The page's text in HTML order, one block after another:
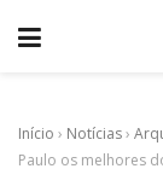
Início › Notícias›
Paulo os melhores